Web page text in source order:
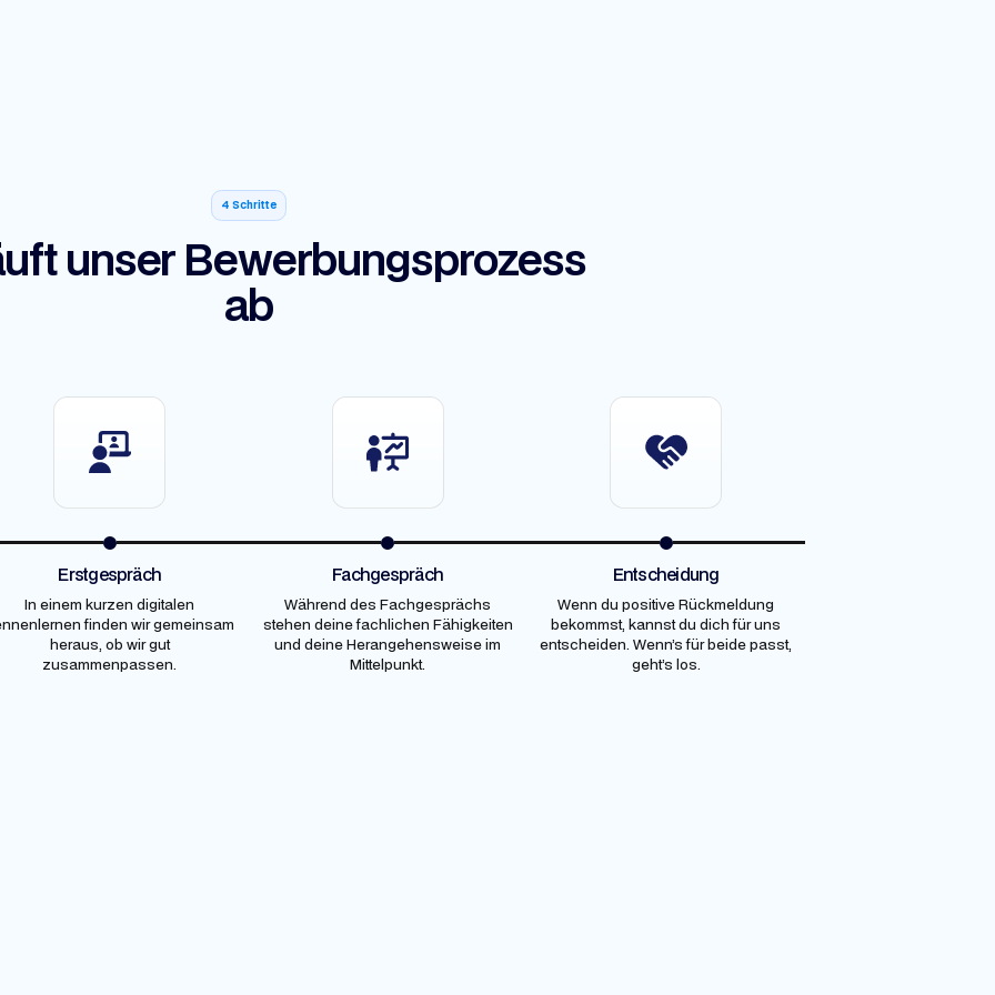
4 Schritte
unser Bewerbungsprozess
ab
Erstgespräch
In einem kurzen digitalen
finden wir gemeinsam
heraus, ob wir gut
zusammenpassen.
Fachgespräch
Während des Fachgesprächs
stehen deine fachlichen Fähigkeiten
und deine Herangehensweise im
Mittelpunkt.
Entscheidung
Wenn du positive Rückmeldung
bekommst, kannst du dich für uns
entscheiden. Wenn’s für beide passt,
geht’s los.